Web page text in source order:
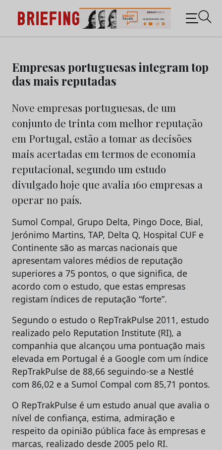
content
Briefing: Todas as notícias sobre os negócios do
Marketing e da Publicidade
Empresas portuguesas integram top
das mais reputadas
Nove empresas portuguesas, de um
conjunto de trinta com melhor reputação
em Portugal, estão a tomar as decisões
mais acertadas em termos de economia
reputacional, segundo um estudo
divulgado hoje que avalia 160 empresas a
operar no país.
Sumol Compal, Grupo Delta, Pingo Doce, Bial,
Jerónimo Martins, TAP, Delta Q, Hospital CUF e
Continente são as marcas nacionais que
apresentam valores médios de reputação
superiores a 75 pontos, o que significa, de
acordo com o estudo, que estas empresas
registam índices de reputação “forte”.
Segundo o estudo o RepTrakPulse 2011, estudo
realizado pelo Reputation Institute (RI), a
companhia que alcançou uma pontuação mais
elevada em Portugal é a Google com um índice
RepTrakPulse de 88,66 seguindo-se a Nestlé
com 86,02 e a Sumol Compal com 85,71 pontos.
O RepTrakPulse é um estudo anual que avalia o
nível de confiança, estima, admiração e
respeito da opinião pública face às empresas e
marcas, realizado desde 2005 pelo RI.